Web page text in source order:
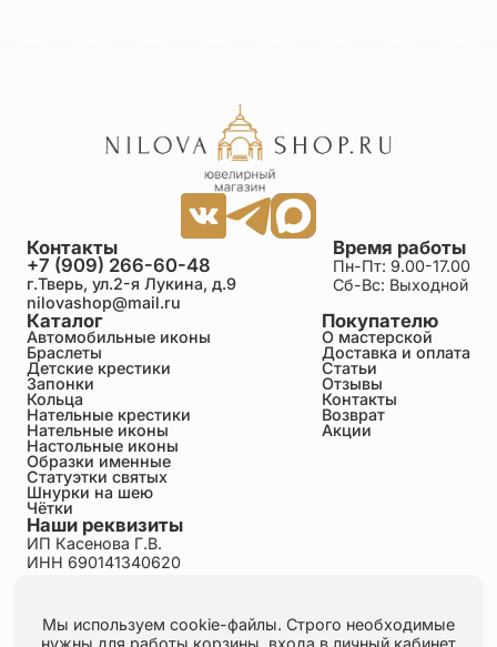
Каталог
Автомобильные иконы
Браслеты
Детские крестики
Запонки
Кольца
Нательные крестики
Нательные иконы
Настольные иконы
Образки именные
Статуэтки святых
Шнурки на шею
Чётки
Покупателю
О мастерской
Доставка и оплата
Статьи
Отзывы
Контакты
Возврат
Акции
Время работы
Пн-Пт: 9.00-17.00
Сб-Вс: Выходной
Контакты
+7 (909) 266-60-48
г.Тверь, ул.2-я Лукина, д.9
nilovashop@mail.ru
Наши реквизиты
ИП Касенова Г.В.
ИНН 690141340620
Пользовательское соглашение
Публичная оферта
Мы используем cookie-файлы. Строго необходимые
нужны для работы корзины, входа в личный кабинет